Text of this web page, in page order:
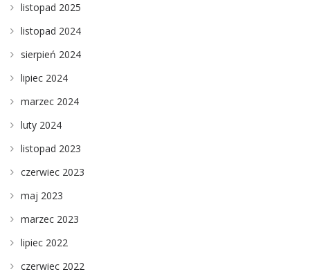
listopad 2025
listopad 2024
sierpień 2024
lipiec 2024
marzec 2024
luty 2024
listopad 2023
czerwiec 2023
maj 2023
marzec 2023
lipiec 2022
czerwiec 2022